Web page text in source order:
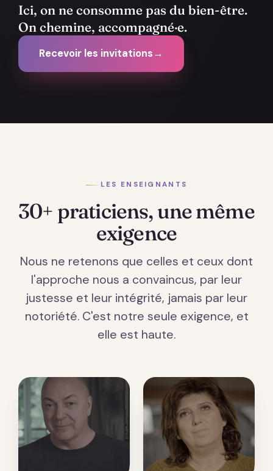
Ici, on ne consomme pas du bien-être.
On chemine, accompagné·e.
Recevoir les invitations→
LES ENSEIGNANTS
30+ praticiens, une même
exigence
Nous ne retenons que celles et ceux dont
l'approche nous a convaincus, par leur
justesse et leur intégrité, jamais par leur
notoriété. C'est notre seule exigence, et
elle est haute.